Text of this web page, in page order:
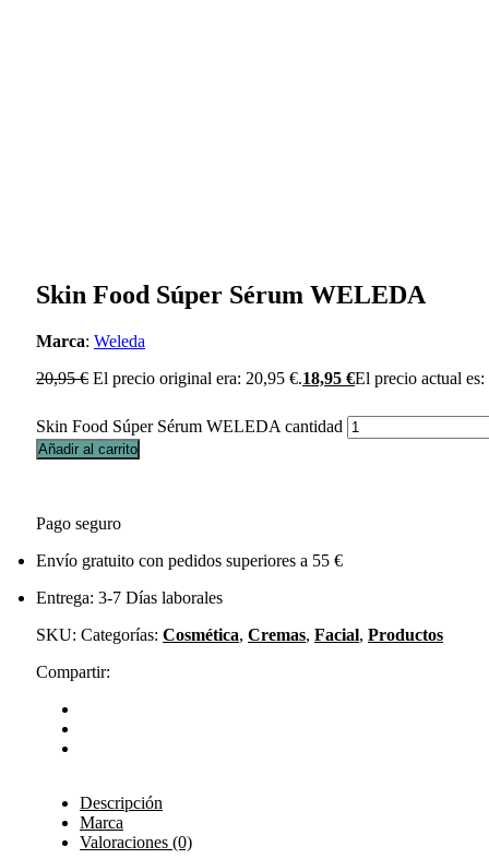
Skin Food Súper Sérum WELEDA
Marca: Weleda
20,95€ El precio original era: 20,95 €.18,95 €El precio actual
Skin Food Súper Sérum WELEDA cantidad
Añadir al carrito
Pago seguro
Envío gratuito con pedidos superiores a 55 €
Entrega: 3-7 Días laborales
SKU: Categorías: Cosmética, Cremas, Facial, Productos
Compartir:
Descripción
Marca
Valoraciones (0)